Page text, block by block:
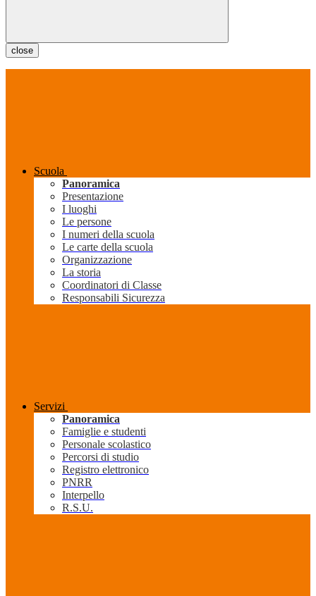
close
Scuola
Panoramica
Presentazione
I luoghi
Le persone
I numeri della scuola
Le carte della scuola
Organizzazione
La storia
Coordinatori di Classe
Responsabili Sicurezza
Servizi
Panoramica
Famiglie e studenti
Personale scolastico
Percorsi di studio
Registro elettronico
PNRR
Interpello
R.S.U.